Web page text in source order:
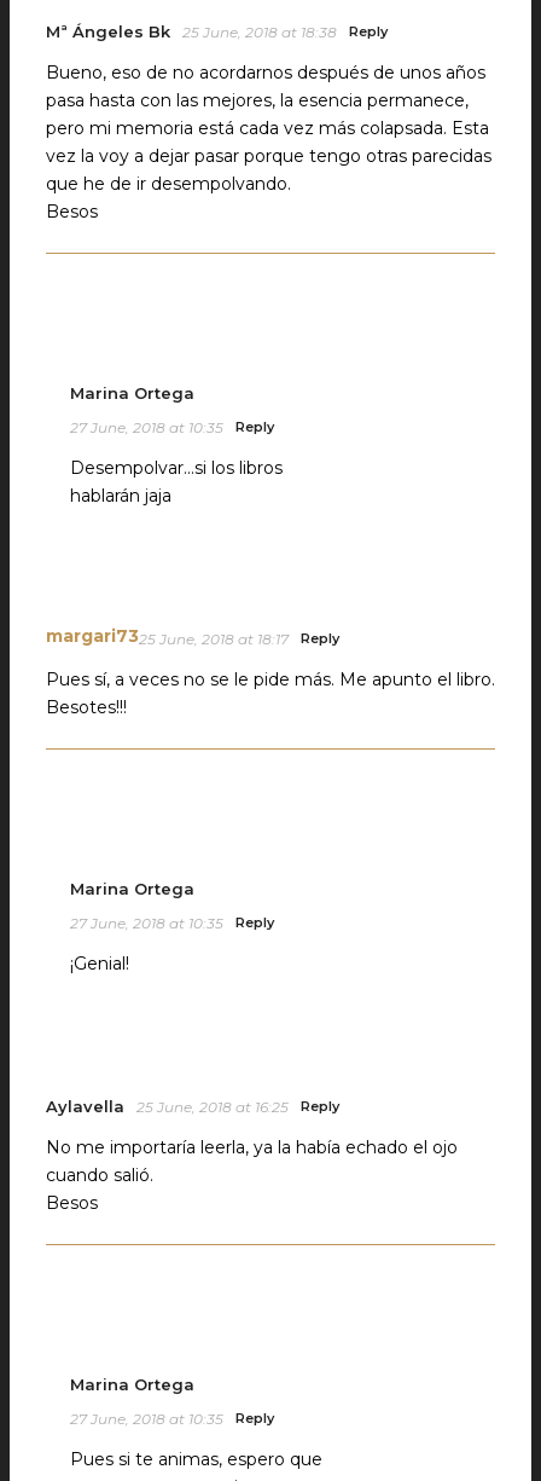
Mª Ángeles Bk 25 June, 2018 at 18:38 Reply
Bueno, eso de no acordarnos después de unos años
pasa hasta con las mejores, la esencia permanece,
pero mi memoria está cada vez más colapsada. Esta
vez la voy a dejar pasar porque tengo otras parecidas
que he de ir desempolvando.
Besos
Marina Ortega
27 June, 2018 at 10:35 Reply
Desempolvar…si los libros
hablarán jaja
margari7325 June, 2018 at 18:17 Reply
Pues sí, a veces no se le pide más. Me apunto el libro.
Besotes!!!
Marina Ortega
27 June, 2018 at 10:35 Reply
¡Genial!
Aylavella 25 June, 2018 at 16:25 Reply
No me importaría leerla, ya la había echado el ojo
cuando salió.
Besos
Marina Ortega
27 June, 2018 at 10:35 Reply
Pues si te animas, espero que